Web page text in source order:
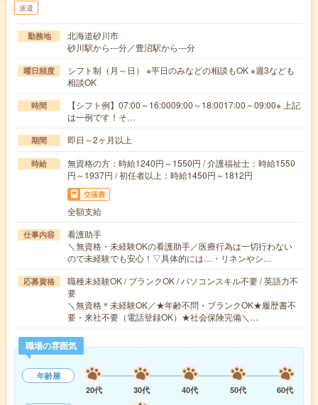
派遣
勤務地
北海道砂川市
砂川駅から---分／豊沼駅から---分
曜日頻度
シフト制（月～日） ※平日のみなどの相談もOK ※週3なども
相談OK
時間
【シフト例】07:00～16:0009:00～18:0017:00～09:00※ 上記
は一例です！そ…
期間 即日～2ヶ月以上
時給
無資格の方：時給1240円～1550円 / 介護福祉士：時給1550
円～1937円 / 初任者以上：時給1450円～1812円
交通費
全額支給
仕事内容
看護助手
＼無資格・未経験OKの看護助手／医療行為は一切行わない
ので未経験でも安心！▽具体的には…・リネンやシ…
応募資格
職種未経験OK / ブランクOK / パソコンスキル不要 / 英語力不
要
＼無資格＊未経験OK／★年齢不問・ブランクOK★履歴書不
要・来社不要（電話登録OK）★社会保険完備＼…
職場の雰囲気
年齢層
20代
30代 40代 50代
60代